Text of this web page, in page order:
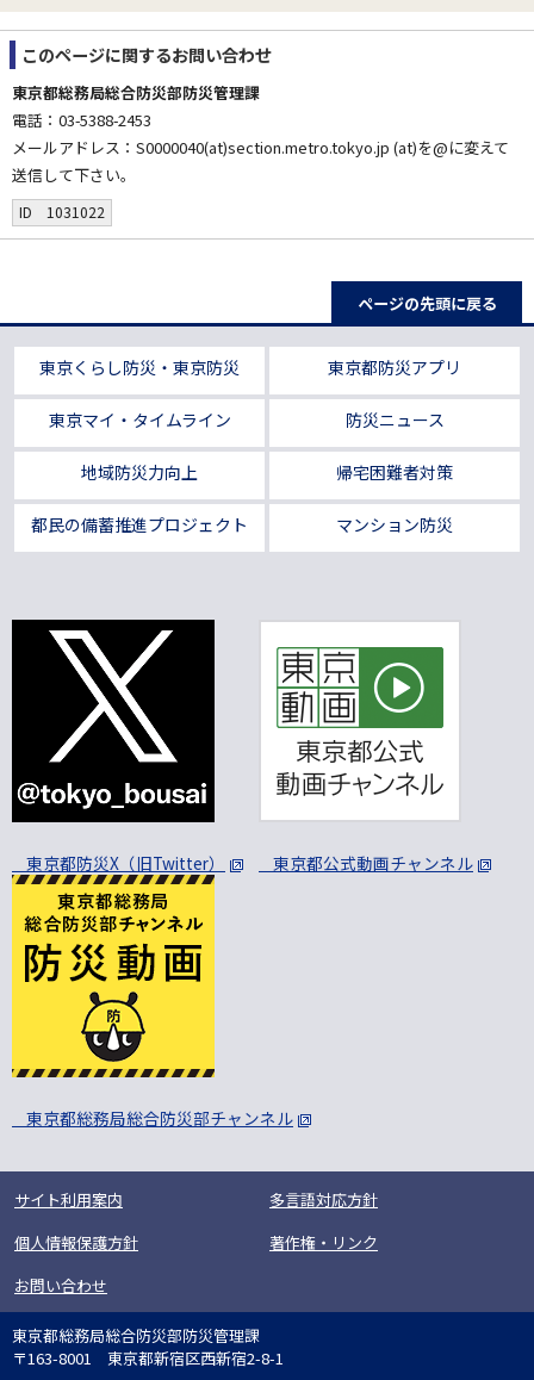
このページに関するお問い合わせ
東京都総務局総合防災部防災管理課
電話：03-5388-2453
メールアドレス：S0000040(at)section.metro.tokyo.jp (at)を@に変えて
送信して下さい。
ID 1031022
ページの先頭に戻る
東京くらし防災・東京防災 東京都防災アプリ
東京マイ・タイムライン 防災ニュース
地域防災力向上 帰宅困難者対策
都民の備蓄推進プロジェクト マンション防災
東京都防災X（旧Twitter） 東京都公式動画チャンネル
東京都総務局総合防災部チャンネル
サイト利用案内
多言語対応方針
個人情報保護方針
著作権・リンク
お問い合わせ
東京都総務局総合防災部防災管理課
〒163-8001 東京都新宿区西新宿2-8-1